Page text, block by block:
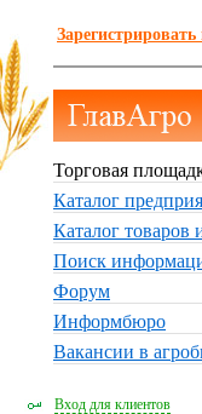
Торговая
Каталог
Каталог товаров
Поиск
Форум
Информбюро
Вакансии в
Вход для клиентов